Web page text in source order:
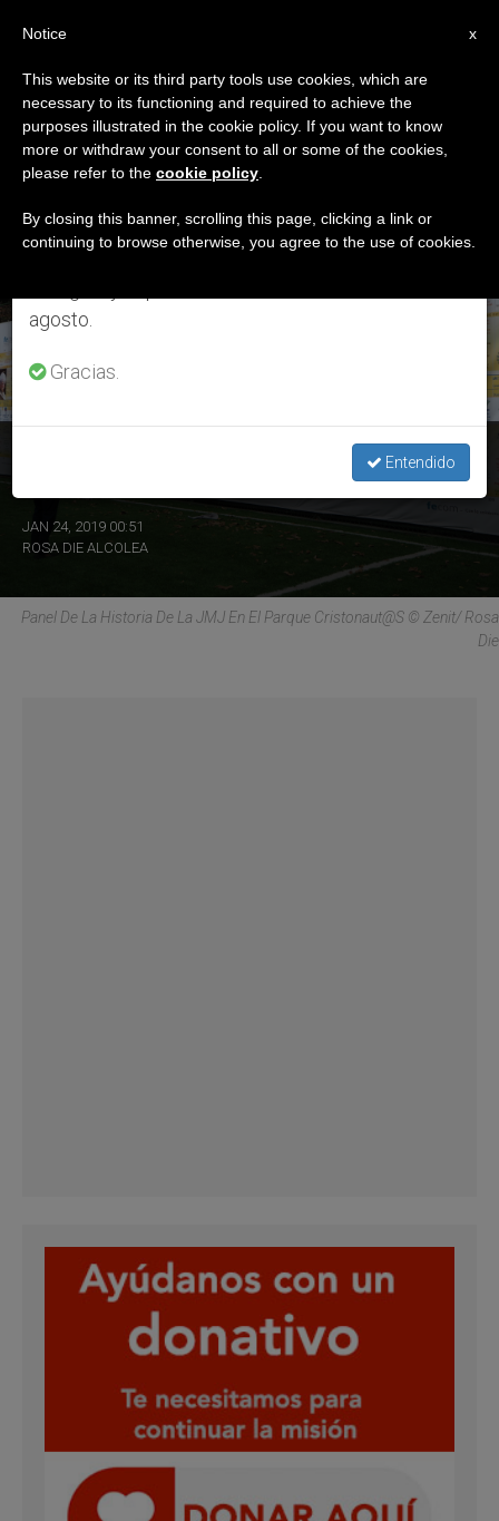
ETIQUETA
Posts Tagged ‘panel’
ÚLTIMAS NOTICIAS
Parque Cristonaut@s: Gran panel de la historia de la JMJ
JAN 24, 2019 00:51
ROSA DIE ALCOLEA
Panel De La Historia De La JMJ En El Parque Cristonaut@s © Zenit/ Rosa
Die
×
Aviso importante
Del 27 de julio al 7 de agosto haremos la pausa
anual, aprovechando que en el periodo de verano
se generan menos informaciones y también el
agosto.
Gracias.
Entendido
x
Notice
This website or its third party tools use cookies, which are
necessary to its functioning and required to achieve the
purposes illustrated in the cookie policy. If you want to know
more or withdraw your consent to all or some of the cookies,
please refer to the cookie policy
By closing this banner, scrolling this page, clicking a link or
continuing to browse otherwise, you agree to the use of cookies.